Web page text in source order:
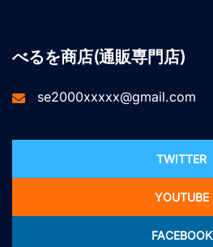
べるを商店(通販専門店)
se2000xxxxx@gmail.com
TWITTER
YOUTUBE
FACEBOOK